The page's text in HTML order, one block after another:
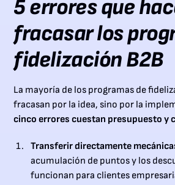
5 errores que
fracasar los
fidelización B2B
La mayoría de los programas de
fracasan por la idea, sino por la
cinco errores cuestan presupuesto y
Transferir directamente
acumulación de puntos y los
funcionan para clientes